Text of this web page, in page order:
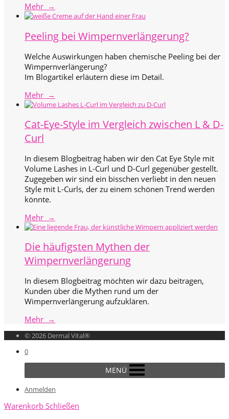
Mehr →
Peeling bei Wimpernverlängerung?
Welche Auswirkungen haben chemische Peeling bei der
Wimpernverlängerung?
Im Blogartikel erläutern diese im Detail.
Mehr →
Cat-Eye-Style im Vergleich zwischen L & D-
Curl
In diesem Blogbeitrag haben wir den Cat Eye Style mit
Volume Lashes in L-Curl und D-Curl gegenüber gestellt.
Zugegeben wir sind ein bisschen verliebt in den neuen
Style mit L-Curls, der zu einem schönen Trend werden
könnte.
Mehr →
Die häufigsten Mythen der
Wimpernverlängerung
In diesem Blogbeitrag möchten wir dazu beitragen,
Kunden über die Mythen rund um der
Wimpernverlängerung aufzuklären.
Mehr →
© 2026 Dermal Vital®
0
MENÜ
Anmelden
Warenkorb Schließen